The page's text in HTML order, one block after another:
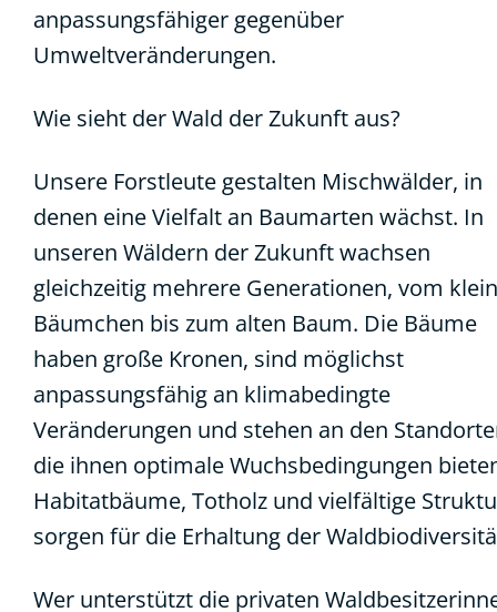
anpassungsfähiger gegenüber
Umweltveränderungen.
Wie sieht der Wald der Zukunft aus?
Unsere Forstleute gestalten Mischwälder, in
denen eine Vielfalt an Baumarten wächst. In
unseren Wäldern der Zukunft wachsen
gleichzeitig mehrere Generationen, vom
Bäumchen bis zum alten Baum. Die Bäume
haben große Kronen, sind möglichst
anpassungsfähig an klimabedingte
Veränderungen und stehen an den
die ihnen optimale Wuchsbedingungen
Habitatbäume, Totholz und vielfältige
sorgen für die Erhaltung der
Wer unterstützt die privaten